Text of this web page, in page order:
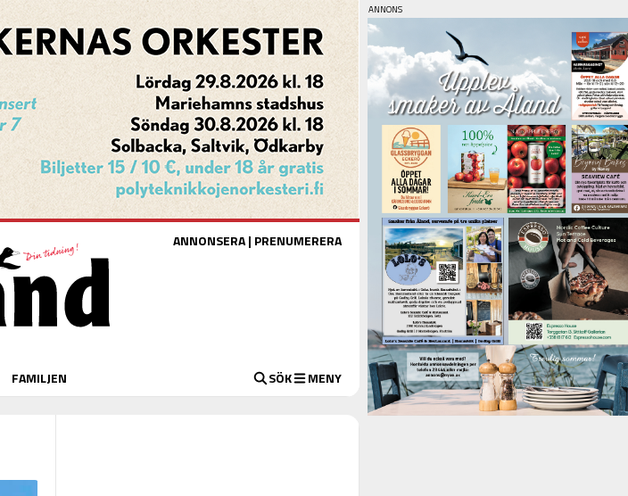
ANNONSERA| PRENUMERERA
FAMILJEN SÖK MENY